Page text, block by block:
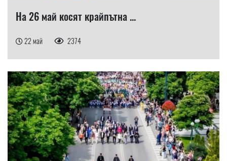
На 26 май косят крайпътна ...
22 май 2374